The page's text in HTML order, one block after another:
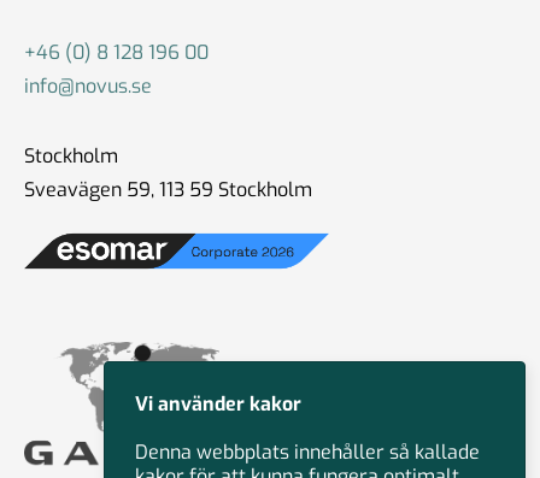
+46 (0) 8 128 196 00
info@novus.se
Stockholm
Sveavägen 59, 113 59 Stockholm
Vi använder kakor
Denna webbplats innehåller så kallade